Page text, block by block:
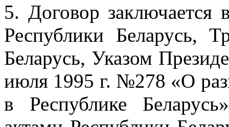
5. Договор заключается
Республики Беларусь,
Беларусь, Указом
июля 1995 г. №278 «О
в Республике